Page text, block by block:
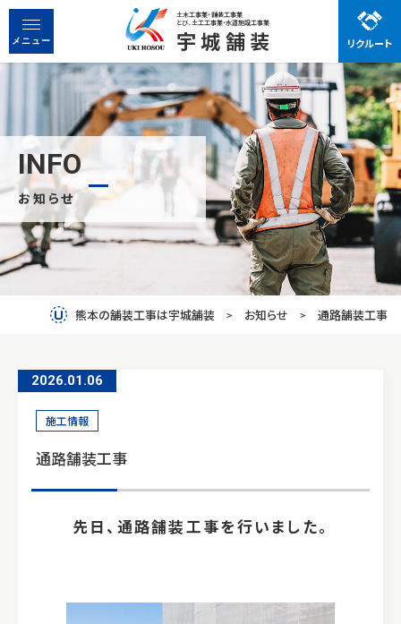
土木工事業・舗装工事業
とび、土工工事業・水道施設工事業
宇城舗装 リクルート
宇城舗装で働く魅力
先輩社員の声
INFO
お知らせ
熊本の舗装工事は宇城舗装 お知らせ 通路舗装工事
2026.01.06
施工情報
通路舗装工事
先日、通路舗装工事を行いました。
メニュー
お知らせ
事業紹介
会社概要
先輩社員の声
働く魅力